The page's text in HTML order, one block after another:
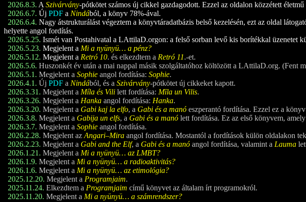
2026.8.3. A Szivárvány-pótkötet számos új cikkel gazdagodott. Ezzel az oldalon közzétett
2026.6.7. Új PDF a Nindából, a könyv 78%-ával.
2026.6.4. Nagy átstrukturálást végeztem a könyvtáradatbázis belső kezelésén, ezt az oldal
helyette angol fordítás.
2026.5.25. Ismét van Postahivatal a LAttilaD.orgon: a felső sorban levő kis borítékkal üzenetet
2026.5.23. Megjelent a Mi a nyünyü… a pénz?
2026.5.12. Megjelent a Retró 10. és elkezdtem a Retró 11.-et.
2026.5.6. Huszonkét év után a mai nappal másik szolgáltatóhoz költözött a LAttilaD.org. (Fent
2026.5.1. Megjelent a Sophie angol fordítása: Sophie.
2026.4.1. Új PDF a Nindából, és a Szivárvány-pótkötet új cikkeket kapott.
2026.3.31. Megjelent a Míla és Vili lett fordítása: Mīla un Vilis.
2026.3.26. Megjelent a Hanka angol fordítása: Hanka.
2026.3.20. Megjelent a Gabi kaj la elfo, a Gabi és a manó eszperantó fordítása. Ezzel ez a
2026.3.8. Megjelent a Gabija un elfs, a Gabi és a manó lett fordítása. Ez az első könyvem,
2026.3.7. Megjelent a Sophie angol fordítása.
2026.2.28. Megjelent az Angari–Mira angol fordítása. Mostantól a fordítások külön oldalakon
2026.2.23. Megjelent a Gabi and the Elf, a Gabi és a manó angol fordítása, valamint a Lauma
2026.1.21. Megjelent a Mi a nyünyü… az LMBT?
2026.1.9. Megjelent a Mi a nyünyü… a radioaktivitás?
2026.1.6. Megjelent a Mi a nyünyü… az etimológia?
2025.12.20. Megjelent a Programjaim.
2025.11.24. Elkezdtem a Programjaim című könyvet az általam írt programokról.
2025.11.20. Megjelent a Mi a nyünyü… a számrendszer?